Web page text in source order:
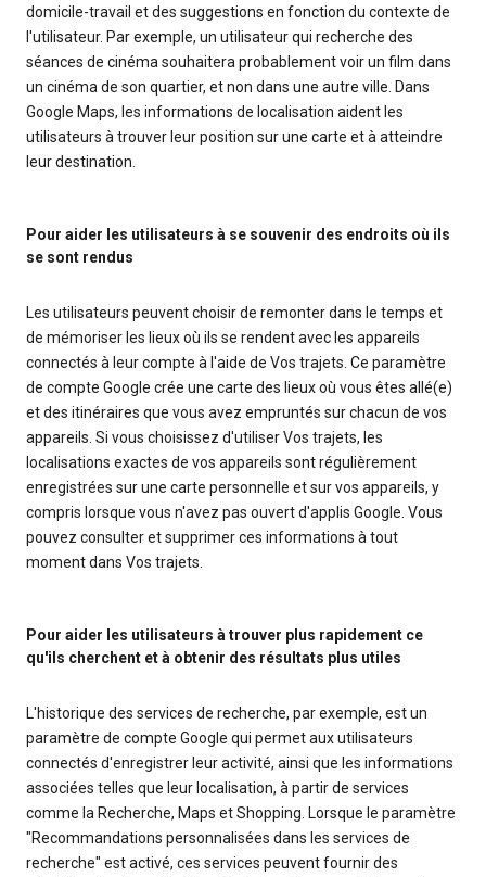
domicile-travail et des suggestions en fonction du contexte de
l'utilisateur. Par exemple, un utilisateur qui recherche des
séances de cinéma souhaitera probablement voir un film dans
un cinéma de son quartier, et non dans une autre ville. Dans
Google Maps, les informations de localisation aident les
utilisateurs à trouver leur position sur une carte et à atteindre
leur destination.
Pour aider les utilisateurs à se souvenir des endroits où ils
se sont rendus
Les utilisateurs peuvent choisir de remonter dans le temps et
de mémoriser les lieux où ils se rendent avec les appareils
connectés à leur compte à l'aide de Vos trajets. Ce paramètre
de compte Google crée une carte des lieux où vous êtes allé(e)
et des itinéraires que vous avez empruntés sur chacun de vos
appareils. Si vous choisissez d'utiliser Vos trajets, les
localisations exactes de vos appareils sont régulièrement
enregistrées sur une carte personnelle et sur vos appareils, y
compris lorsque vous n'avez pas ouvert d'applis Google. Vous
pouvez consulter et supprimer ces informations à tout
moment dans Vos trajets.
Pour aider les utilisateurs à trouver plus rapidement ce
qu'ils cherchent et à obtenir des résultats plus utiles
L'historique des services de recherche, par exemple, est un
paramètre de compte Google qui permet aux utilisateurs
connectés d'enregistrer leur activité, ainsi que les informations
associées telles que leur localisation, à partir de services
comme la Recherche, Maps et Shopping. Lorsque le paramètre
"Recommandations personnalisées dans les services de
recherche" est activé, ces services peuvent fournir des